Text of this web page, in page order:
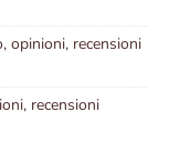
opinioni, recensioni
recensioni